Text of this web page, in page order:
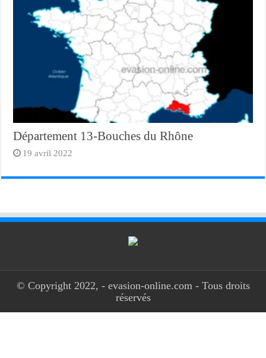
Département 13-Bouches du Rhône
19 avril 2022
© Copyright 2022, - evasion-online.com - Tous droits
réservés